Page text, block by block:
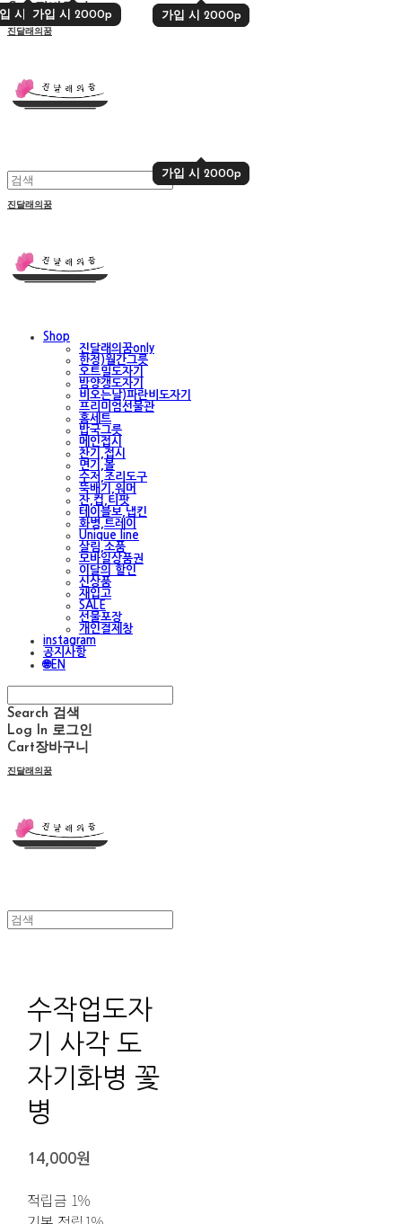
시 2000p
가입 시 2000p 가입 시 2000p
가입 시 2000p
Cart장바구니
진달래의꿈
가입 시 2000p
가입 시 2000p
진달래의꿈
Shop
진달래의꿈only
한정)월간그릇
오트밀도자기
밤양갱도자기
비오는날)파란비도자기
프리미엄선물관
홈세트
밥국그릇
메인접시
찬기,접시
면기,볼
수저,조리도구
뚝배기,워머
잔,컵,티팟
테이블보,냅킨
화병,트레이
Unique line
살림,소품
모바일상품권
이달의 할인
신상품
재입고
SALE
선물포장
개인결제창
instagram
공지사항
🌐EN
Search 검색
Log In 로그인
Cart장바구니
진달래의꿈
수작업도자
기 사각 도
자기화병 꽃
병
14,000원
적립금 1%